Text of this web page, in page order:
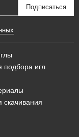
подбора игл